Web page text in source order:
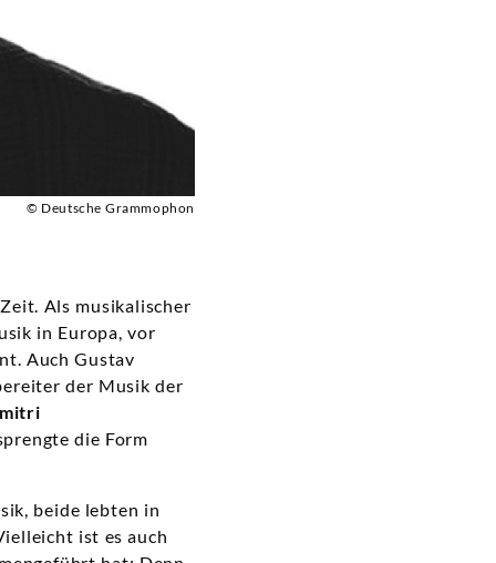
© Deutsche Grammophon
Als musikalischer
in Europa, vor
Auch Gustav
der Musik der
die Form
beide lebten in
ist es auch